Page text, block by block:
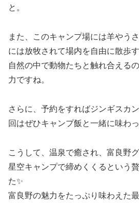
と。
また、このキャンプ場には羊やう
には放牧されて場内を自由に散歩
自然の中で動物たちと触れ合える
力ですね。
さらに、予約をすればジンギスカ
回はぜひキャンプ飯と一緒に味わ
こうして、温泉で癒され、富良野
星空キャンプで締めくくるという
た✨
富良野の魅力をたっぷり味わえた